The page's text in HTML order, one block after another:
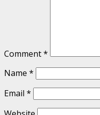
Comment*
Name *
Email *